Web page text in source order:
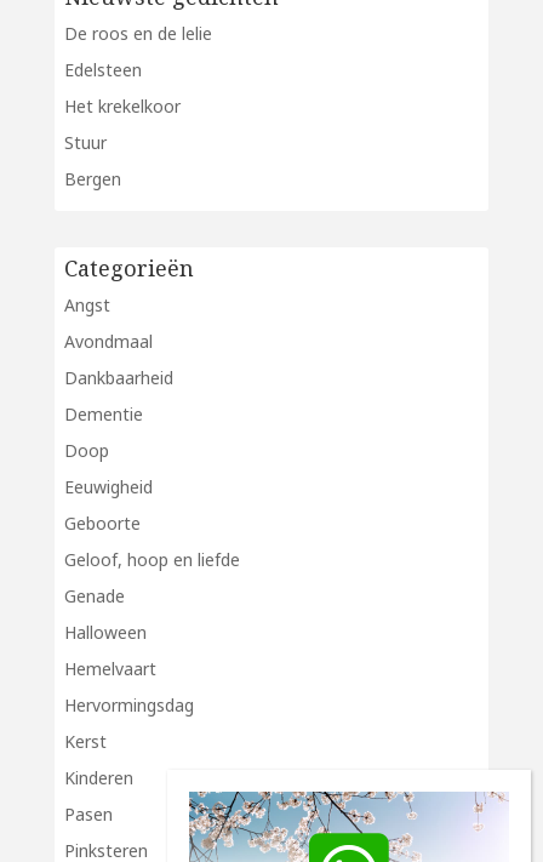
De roos en de lelie
Edelsteen
Het krekelkoor
Stuur
Bergen
Categorieën
Angst
Avondmaal
Dankbaarheid
Dementie
Doop
Eeuwigheid
Geboorte
Geloof, hoop en liefde
Genade
Halloween
Hemelvaart
Hervormingsdag
Kerst
Kinderen
Pasen
Pinksteren